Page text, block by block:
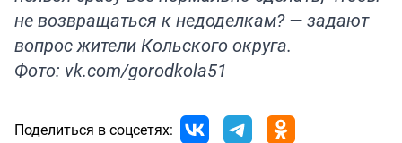
не возвращаться к недоделкам? — задают
вопрос жители Кольского округа.
Фото: vk.com/gorodkola51
Поделиться в соцсетях: